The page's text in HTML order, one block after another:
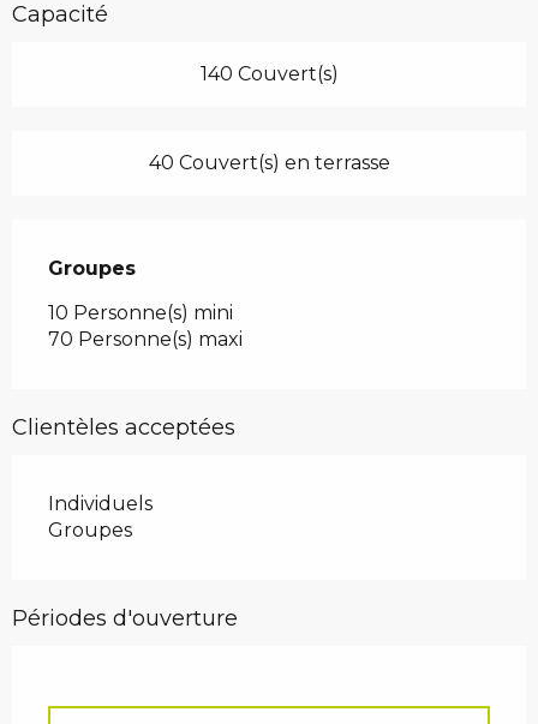
Capacité
140 Couvert(s)
40 Couvert(s) en terrasse
Groupes
Groupes
10 Personne(s) mini
70 Personne(s) maxi
Clientèles acceptées
Individuels
Groupes
Périodes d'ouverture